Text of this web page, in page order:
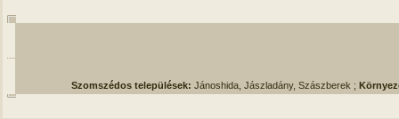
Szomszédos települések: Jánoshida, Jászladány, Szászberek ;